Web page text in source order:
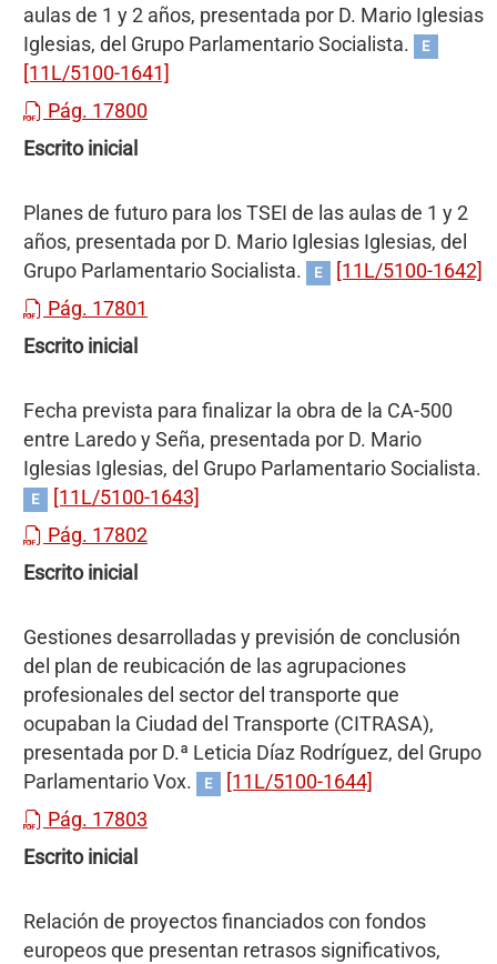
aulas de 1 y 2 años, presentada por D. Mario Iglesias
Iglesias, del Grupo Parlamentario Socialista.
E
[11L/5100-1641]
Pág. 17800
Escrito inicial
Planes de futuro para los TSEI de las aulas de 1 y 2
años, presentada por D. Mario Iglesias Iglesias, del
Grupo Parlamentario Socialista.
E
[11L/5100-1642]
Pág. 17801
Escrito inicial
Fecha prevista para finalizar la obra de la CA-500
entre Laredo y Seña, presentada por D. Mario
Iglesias Iglesias, del Grupo Parlamentario Socialista.
E
[11L/5100-1643]
Pág. 17802
Escrito inicial
Gestiones desarrolladas y previsión de conclusión
del plan de reubicación de las agrupaciones
profesionales del sector del transporte que
ocupaban la Ciudad del Transporte (CITRASA),
presentada por D.ª Leticia Díaz Rodríguez, del Grupo
Parlamentario Vox.
E
[11L/5100-1644]
Pág. 17803
Escrito inicial
Relación de proyectos financiados con fondos
europeos que presentan retrasos significativos,